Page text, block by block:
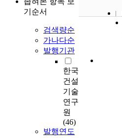
기순서
검색량순
가나다순
발행기관
한국
건설
기술
연구
원
(46)
발행연도